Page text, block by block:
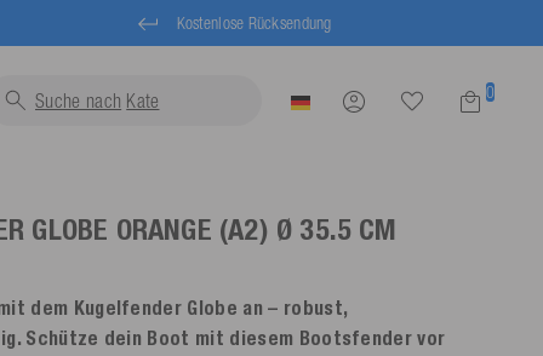
Kostenlose Rücksendung
Suche nach Schwimmwes 0
GLOBE ORANGE (A2) Ø 35.5 CM
dem Kugelfender Globe an – robust,
Schütze dein Boot mit diesem Bootsfender vor